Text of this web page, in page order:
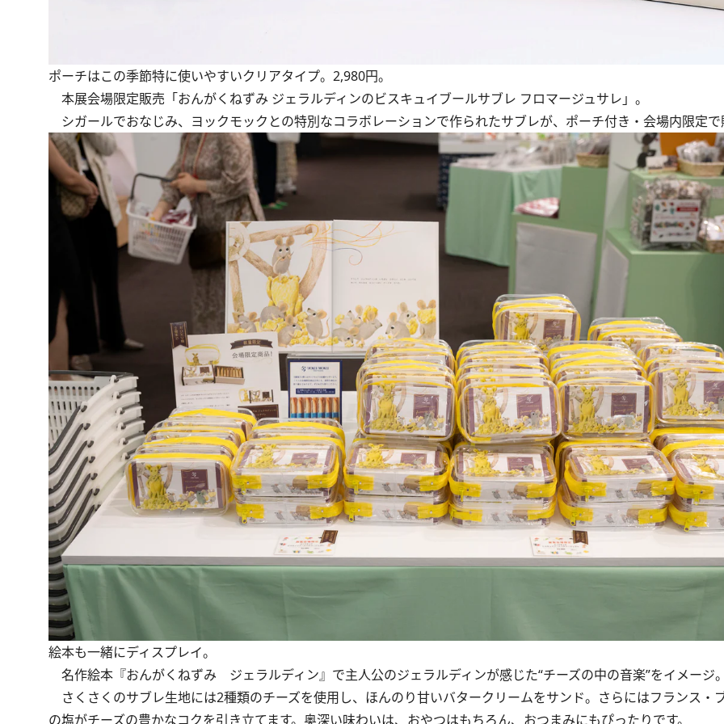
ポーチはこの季節特に使いやすいクリアタイプ。2,980円。
本展会場限定販売「おんがくねずみ ジェラルディンのビスキュイブールサブレ フロマージュサレ」。
シガールでおなじみ、ヨックモックとの特別なコラボレーションで作られたサブレが、ポーチ付き・会場内限定
絵本も一緒にディスプレイ。
名作絵本『おんがくねずみ ジェラルディン』で主人公のジェラルディンが感じた“チーズの中の音楽”をイメージ
さくさくのサブレ生地には2種類のチーズを使用し、ほんのり甘いバタークリームをサンド。さらにはフランス・
の塩がチーズの豊かなコクを引き立てます。奥深い味わいは、おやつはもちろん、おつまみにもぴったりです。